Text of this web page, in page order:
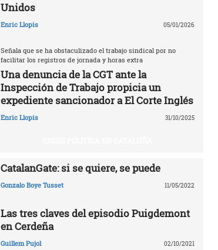
Unidos
Enric Llopis 05/01/2026
Señala que se ha obstaculizado el trabajo sindical por no
facilitar los registros de jornada y horas extra
Una denuncia de la CGT ante la
Inspección de Trabajo propicia un
expediente sancionador a El Corte Inglés
Enric Llopis 31/10/2025
CatalanGate: si se quiere, se puede
Gonzalo Boye Tusset 11/05/2022
Las tres claves del episodio Puigdemont
en Cerdeña
Guillem Pujol 02/10/2021